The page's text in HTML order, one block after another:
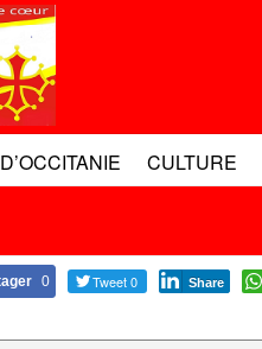
CULTURE
0 Tweet 0 Share